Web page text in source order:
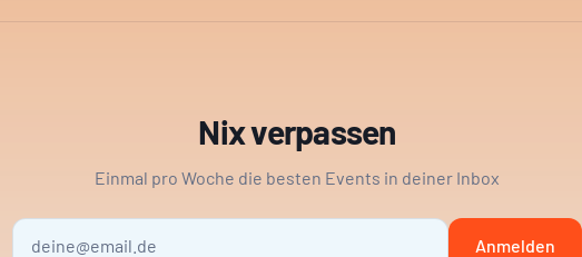
Nix verpassen
Einmal pro Woche die besten Events in deiner Inbox
Anmelden